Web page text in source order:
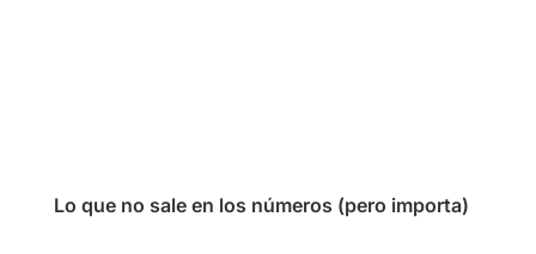
Lo que no sale en los números (pero importa)